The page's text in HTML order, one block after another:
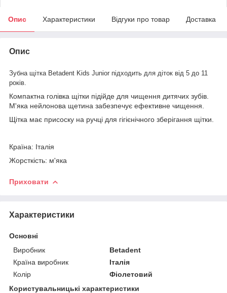
Опис Характеристики Відгуки про товар Доставка
Опис
Зубна щітка Betadent Kids Junior підходить для діток від 5 до 11
років.
Компактна голівка щітки підійде для чищення дитячих зубів.
М'яка нейлонова щетина забезпечує ефективне чищення.
Щітка має присоску на ручці для гігієнічного зберігання щітки.
Країна: Італія
Жорсткість: м'яка
Приховати
Характеристики
Основні
Виробник
Betadent
Країна виробник
Італія
Колір
Фіолетовий
Користувальницькі характеристики